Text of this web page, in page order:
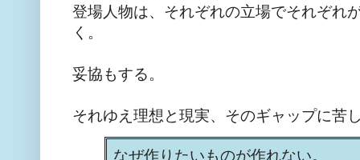
登場人物は、それぞれの立場でそれぞれ
く。
妥協もする。
それゆえ理想と現実、そのギャップに苦
なぜ作りたいものが作れない。